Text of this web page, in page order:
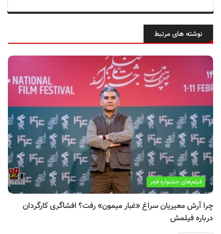
نوشته های مرتبط
فیلم‌های جشنواره فجر
چرا آرش معیریان سراغ «غبار میمون» رفت؟ افشاگری کارگردان
درباره فیلمش